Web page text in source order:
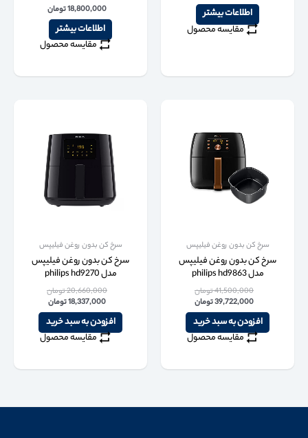
اطلاعات بیشتر
مقایسه محصول
18,800,000تومان
اطلاعات بیشتر
مقایسه محصول
سرخ کن بدون روغن فیلیپس
سرخ کن بدون روغن فیلیپس
مدل philips hd9863
41,500,000تومان
39,722,000تومان
افزودن به سبد خرید
مقایسه محصول
سرخ کن بدون روغن فیلیپس
سرخ کن بدون روغن فیلیپس
مدل philips hd9270
20,660,000تومان
18,337,000تومان
افزودن به سبد خرید
مقایسه محصول